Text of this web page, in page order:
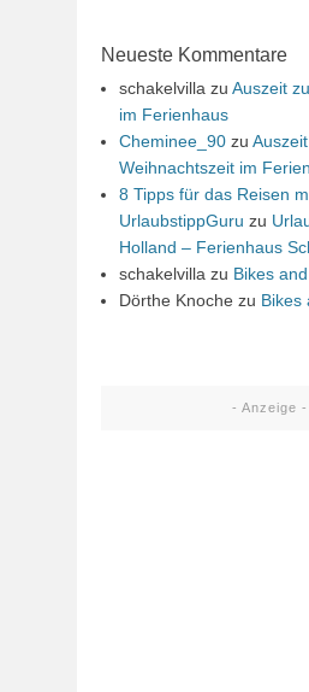
Neueste Kommentare
schakelvilla zu Auszeit
im Ferienhaus
Cheminee_90 zu
Weihnachtszeit im
8 Tipps für das Reisen
UrlaubstippGuru zu
Holland – Ferienhaus
schakelvilla zu Bikes
Dörthe Knoche zu Bikes
- Anzeige -